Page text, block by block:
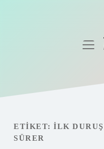
Gizlilik Politikası
Hakkımızda
ETIKET: İLK
SÜRER